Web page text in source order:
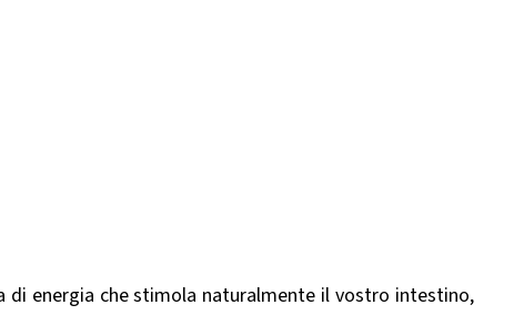
di energia che stimola naturalmente il vostro intestino,